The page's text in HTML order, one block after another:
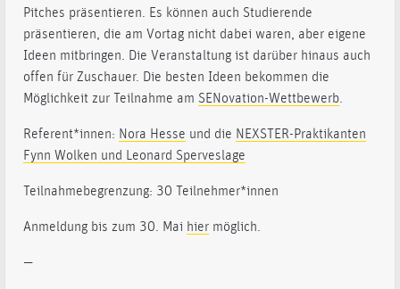
Pitches präsentieren. Es können auch Studierende
präsentieren, die am Vortag nicht dabei waren, aber eigene
Ideen mitbringen. Die Veranstaltung ist darüber hinaus auch
offen für Zuschauer. Die besten Ideen bekommen die
Möglichkeit zur Teilnahme am SENovation-Wettbewerb.
Referent*innen: Nora Hesse und die NEXSTER-Praktikanten
Fynn Wolken und Leonard Sperveslage
Teilnahmebegrenzung: 30 Teilnehmer*innen
Anmeldung bis zum 30. Mai hier möglich.
—